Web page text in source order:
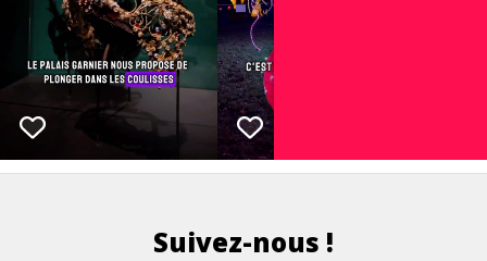
Suivez-nous !